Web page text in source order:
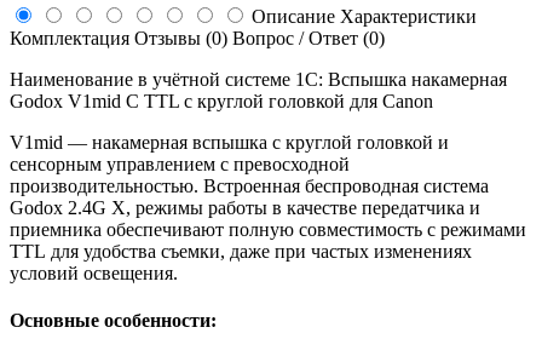
Описание Характеристики
Комплектация Отзывы (0) Вопрос / Ответ (0)
Наименование в учётной системе 1С: Вспышка накамерная
Godox V1mid C TTL с круглой головкой для Canon
V1mid — накамерная вспышка с круглой головкой и
сенсорным управлением с превосходной
производительностью. Встроенная беспроводная система
Godox 2.4G X, режимы работы в качестве передатчика и
приемника обеспечивают полную совместимость с режимами
TTL для удобства съемки, даже при частых изменениях
условий освещения.
Основные особенности: